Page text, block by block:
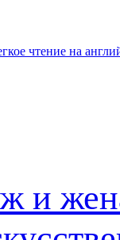
чтение на